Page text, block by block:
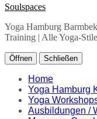
Soulspaces
Yoga Hamburg
Training | Alle Yoga-Stile
Öffnen Schließen
Home
Yoga Hamburg
Yoga
Ausbildungen /